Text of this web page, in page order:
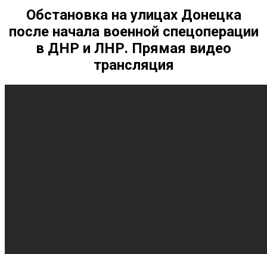
Обстановка на улицах Донецка
после начала военной спецоперации
в ДНР и ЛНР. Прямая видео
трансляция